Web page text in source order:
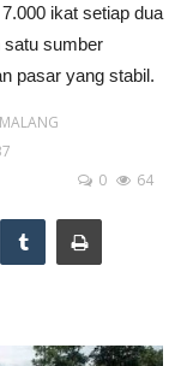
ikat setiap dua
satu sumber
pasar yang stabil.
0
64